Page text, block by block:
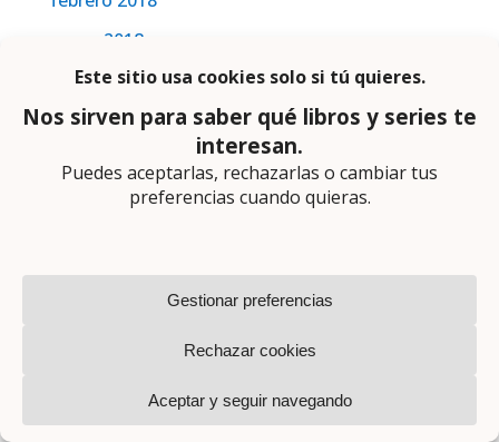
enero 2018
Etiquetas
Algaida Alianza
Anagrama Contraluz Crossbooks
Imperdibles La Esfera Lumen
Motus Narrativa Negra y criminal
Random House RBA Reservoir Books